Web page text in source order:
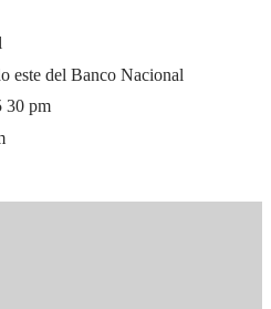
este del Banco Nacional
30 pm
Express